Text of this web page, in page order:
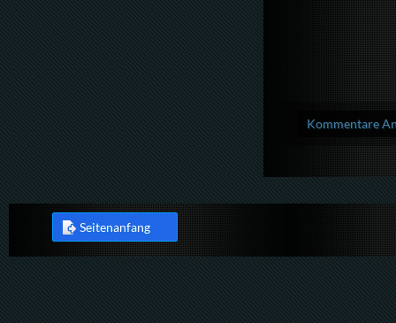
Kommentare
Seitenanfang